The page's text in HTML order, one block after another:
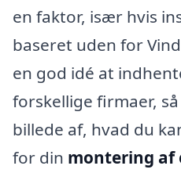
en faktor, især hvis
baseret uden for
en god idé at
forskellige firmaer,
billede af, hvad du
for din montering